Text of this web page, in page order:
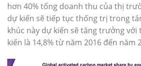
hơn 40% tổng doanh thu của thị
dự kiến sẽ tiếp tục thống trị trong
khúc này dự kiến sẽ tăng trưởng với
kiến là 14,8% từ năm 2016 đến năm